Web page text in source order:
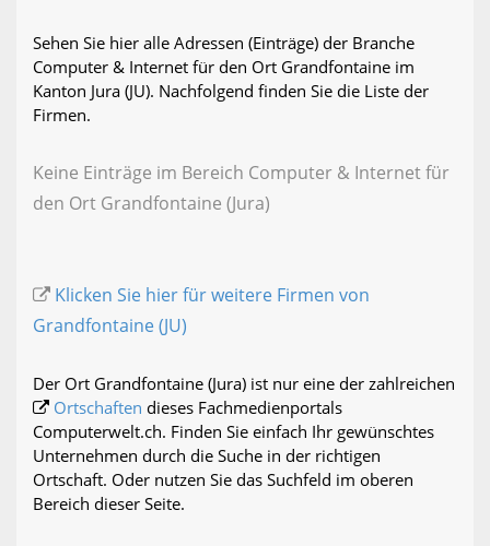
Sehen Sie hier alle Adressen (Einträge) der Branche
Computer & Internet für den Ort Grandfontaine im
Kanton Jura (JU). Nachfolgend finden Sie die Liste der
Firmen.
Keine Einträge im Bereich Computer & Internet für
den Ort Grandfontaine (Jura)
Klicken Sie hier für weitere Firmen von
Grandfontaine (JU)
Der Ort Grandfontaine (Jura) ist nur eine der zahlreichen
Ortschaften dieses Fachmedienportals
Computerwelt.ch. Finden Sie einfach Ihr gewünschtes
Unternehmen durch die Suche in der richtigen
Ortschaft. Oder nutzen Sie das Suchfeld im oberen
Bereich dieser Seite.